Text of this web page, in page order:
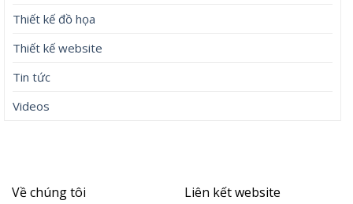
Thiết kế đồ họa
Thiết kế website
Tin tức
Videos
Về chúng tôi Liên kết website